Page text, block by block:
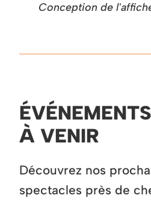
Conception de
ÉVÉNEMENTS
À VENIR
Découvrez nos
spectacles près de